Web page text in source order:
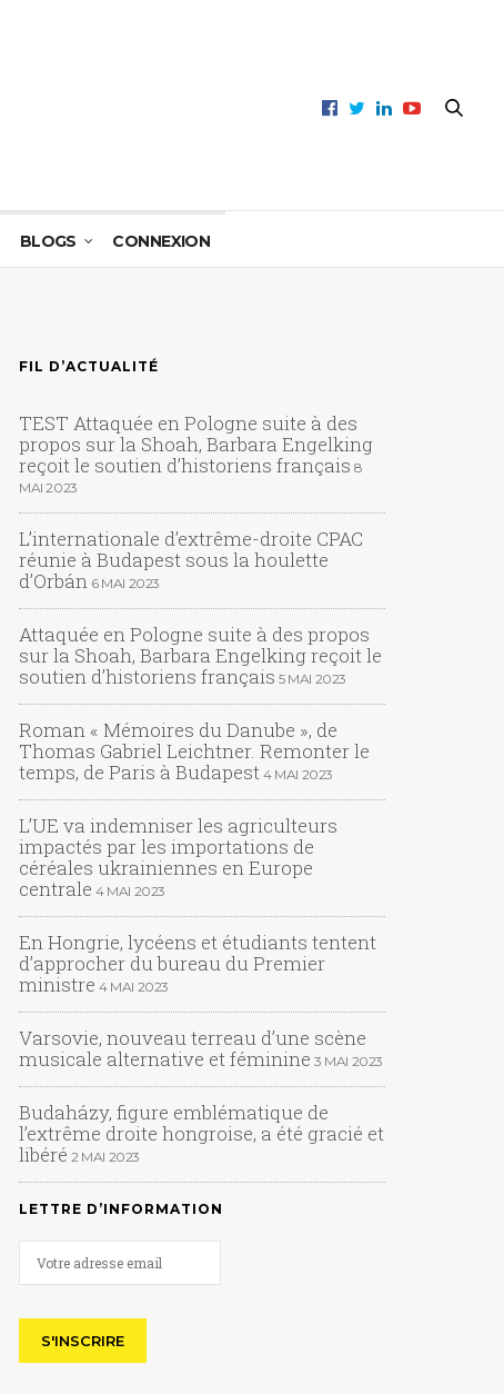
BLOGS CONNEXION
FIL D’ACTUALITÉ
TEST Attaquée en Pologne suite à des
propos sur la Shoah, Barbara Engelking
reçoit le soutien d’historiens français 8
MAI 2023
L’internationale d’extrême-droite CPAC
réunie à Budapest sous la houlette
d’Orbán 6 MAI 2023
Attaquée en Pologne suite à des propos
sur la Shoah, Barbara Engelking reçoit le
soutien d’historiens français 5 MAI 2023
Roman « Mémoires du Danube », de
Thomas Gabriel Leichtner. Remonter le
temps, de Paris à Budapest 4 MAI 2023
L’UE va indemniser les agriculteurs
impactés par les importations de
céréales ukrainiennes en Europe
centrale 4 MAI 2023
En Hongrie, lycéens et étudiants tentent
d’approcher du bureau du Premier
ministre 4 MAI 2023
Varsovie, nouveau terreau d’une scène
musicale alternative et féminine 3 MAI 2023
Budaházy, figure emblématique de
l’extrême droite hongroise, a été gracié et
libéré 2 MAI 2023
LETTRE D’INFORMATION